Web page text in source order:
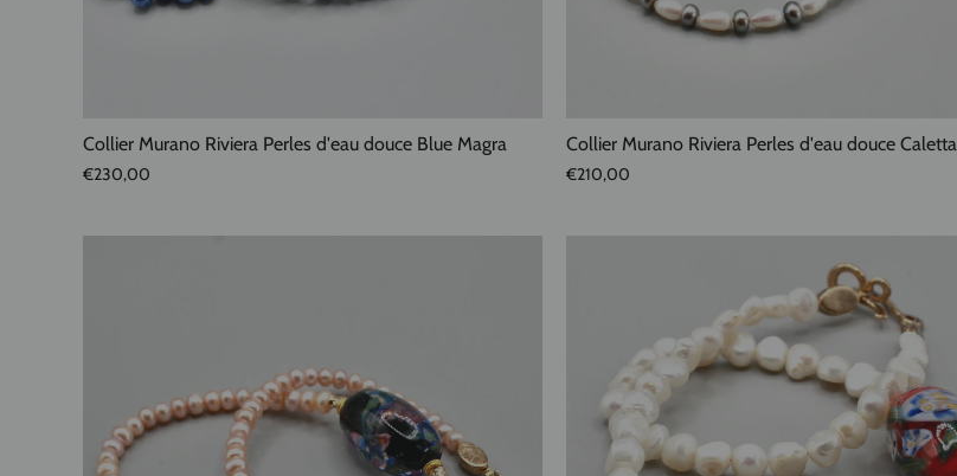
Collier Murano Riviera Perles d'eau douce Blue Magra
€230,00
Collier Murano Riviera Perles d'eau douce Caletta
€210,00